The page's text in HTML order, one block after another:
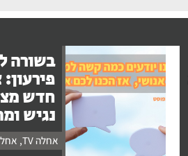
בשורה
חדש
נגיש
אחלה TV ,